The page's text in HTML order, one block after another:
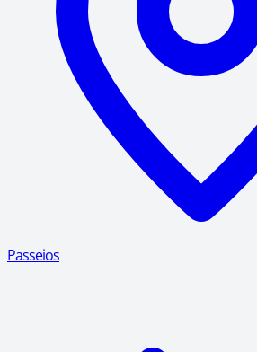
Passeios